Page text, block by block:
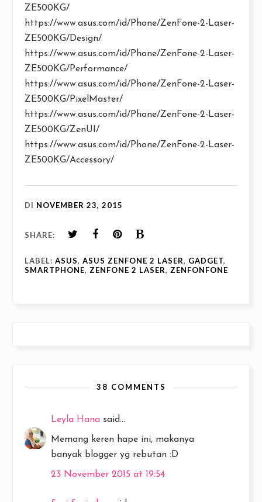
ZE500KG/
https://www.asus.com/id/Phone/ZenFone-2-Laser-
ZE500KG/Design/
https://www.asus.com/id/Phone/ZenFone-2-Laser-
ZE500KG/Performance/
https://www.asus.com/id/Phone/ZenFone-2-Laser-
ZE500KG/PixelMaster/
https://www.asus.com/id/Phone/ZenFone-2-Laser-
ZE500KG/ZenUI/
https://www.asus.com/id/Phone/ZenFone-2-Laser-
ZE500KG/Accessory/
DI NOVEMBER 23, 2015
SHARE:
LABEL: ASUS, ASUS ZENFONE 2 LASER, GADGET,
SMARTPHONE, ZENFONE 2 LASER, ZENFONFONE
38 COMMENTS
Leyla Hana said...
Memang keren hape ini, makanya
banyak blogger yg rebutan :D
23 November 2015 at 19:54